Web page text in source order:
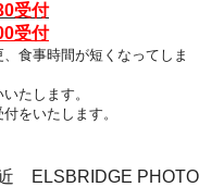
受付
受付
、食事時間が短くなってしま
たします。
をいたします。
ELSBRIDGE PHOTO